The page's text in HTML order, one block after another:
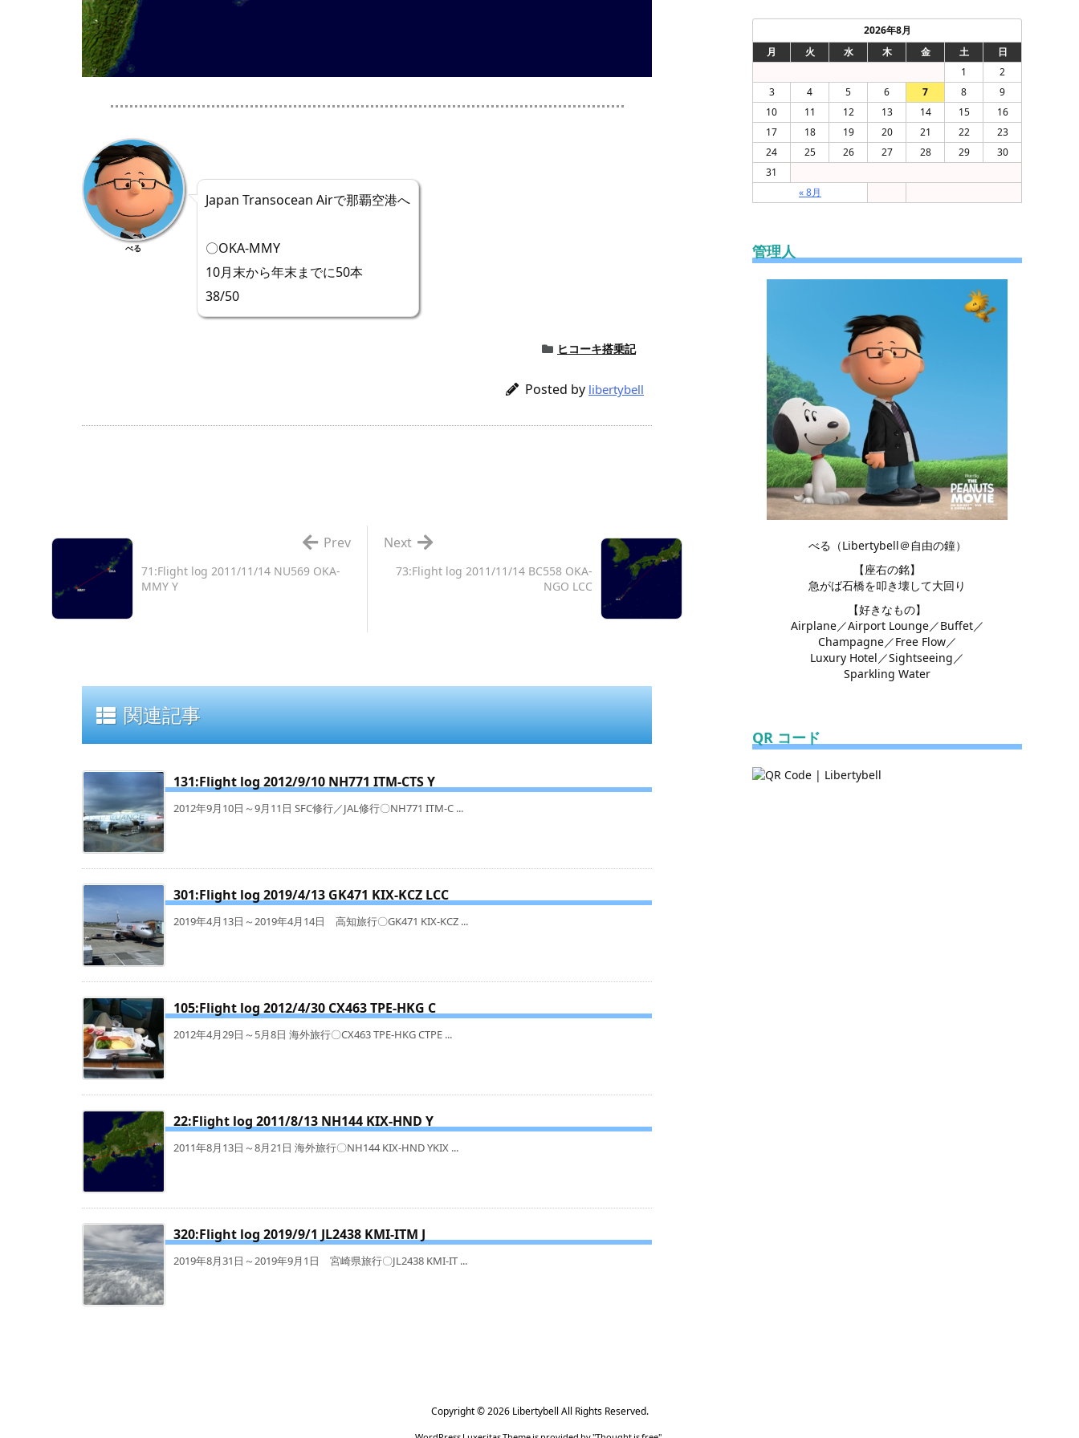
べる
Japan Transocean Airで那覇空港へ
〇OKA-MMY
10月末から年末までに50本
38/50
ヒコーキ搭乗記
Posted by libertybell
73:Flight log 2011/11/14 BC558 OKA-
NGO LCC
Next
71:Flight log 2011/11/14 NU569 OKA-
MMY Y
Prev
関連記事
131:Flight log 2012/9/10 NH771 ITM-CTS Y
2012年9月10日～9月11日 SFC修行／JAL修行〇NH771 ITM-C ...
301:Flight log 2019/4/13 GK471 KIX-KCZ LCC
2019年4月13日～2019年4月14日 高知旅行〇GK471 KIX-KCZ ...
105:Flight log 2012/4/30 CX463 TPE-HKG C
2012年4月29日～5月8日 海外旅行〇CX463 TPE-HKG CTPE ...
22:Flight log 2011/8/13 NH144 KIX-HND Y
2011年8月13日～8月21日 海外旅行〇NH144 KIX-HND YKIX ...
320:Flight log 2019/9/1 JL2438 KMI-ITM J
2019年8月31日～2019年9月1日 宮崎県旅行〇JL2438 KMI-IT ...
2026年8月
月
火 水 木 金 土 日
« 8月
1
2
3
4 5 6 7 8
9
10
11 12 13 14 15
16
17
18 19 20 21 22
23
24
25 26 27 28 29
30
31
管理人
べる（Libertybell＠自由の鐘）
【座右の銘】
急がば石橋を叩き壊して大回り
【好きなもの】
Airplane／Airport Lounge／Buffet／
Champagne／Free Flow／
Luxury Hotel／Sightseeing／
Sparkling Water
QR コード
Copyright ©2026 Libertybell All Rights Reserved.